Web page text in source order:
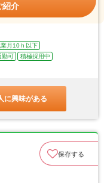
紹介
月10ｈ以下
勤可
積極採用中
に興味がある
保存する